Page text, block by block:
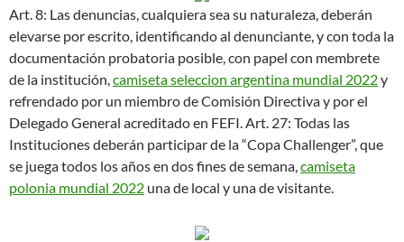
Art. 8: Las denuncias, cualquiera sea su naturaleza, deberán
elevarse por escrito, identificando al denunciante, y con toda la
documentación probatoria posible, con papel con membrete
de la institución,camiseta seleccion argentina mundial 2022y
refrendado por un miembro de Comisión Directiva y por el
Delegado General acreditado en FEFI. Art. 27: Todas las
Instituciones deberán participar de la “Copa Challenger”, que
se juega todos los años en dos fines de semana,camiseta
polonia mundial 2022 una de local y una de visitante.